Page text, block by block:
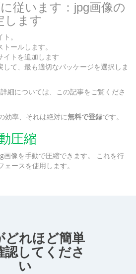
従います：jpg画像の
します
。
ールします。
イトを追加します
て、 最も適切なパッケージを選択しま
細については、この記事をご覧くださ
効率、それは絶対に無料で登録です。
圧縮
画像を手動で圧縮できます。 これを行
ェースを使用します。
どれほど簡単
認してくださ
い